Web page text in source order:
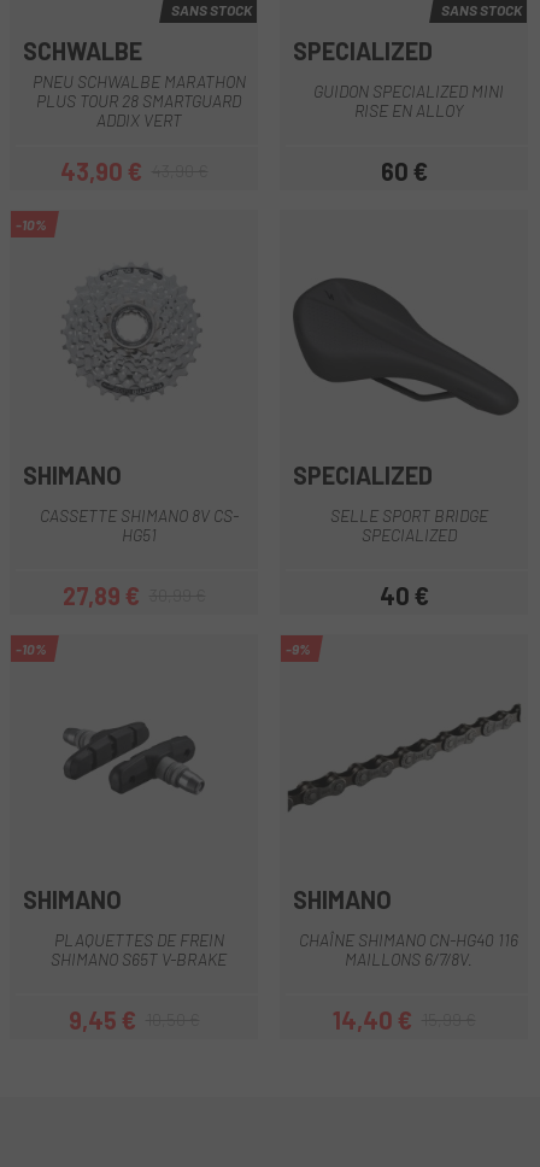
SANS STOCK
SCHWALBE
PNEU SCHWALBE MARATHON
PLUS TOUR 28 SMARTGUARD
ADDIX VERT
Prix
43,90 €Prix habituel
SANS STOCK
SPECIALIZED
GUIDON SPECIALIZED MINI
RISE EN ALLOY
Prix
60 €
-10%
SHIMANO
CASSETTE SHIMANO 8V CS-
HG51
Prix
27,89 €Prix habituel
SPECIALIZED
SELLE SPORT BRIDGE
SPECIALIZED
Prix
40 €
-10%
SHIMANO
PLAQUETTES DE FREIN
SHIMANO S65T V-BRAKE
Prix
9,45 €Prix habituel
-9%
SHIMANO
CHAÎNE SHIMANO CN-HG40 116
MAILLONS 6/7/8V.
Prix
14,40 €Prix habituel